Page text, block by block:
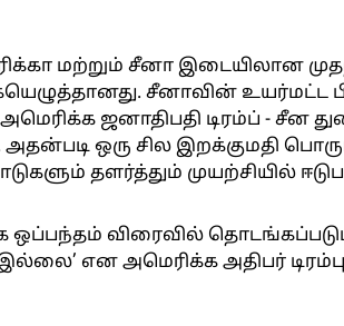
மற்றும் சீனா இடையிலான
சீனாவின் உயர்மட்ட
ஜனாதிபதி டிரம்ப் - சீன
ஒரு சில இறக்குமதி
தளர்த்தும் முயற்சியில்
ஒப்பந்தம் விரைவில்
என அமெரிக்க அதிபர் டிரம்பும்